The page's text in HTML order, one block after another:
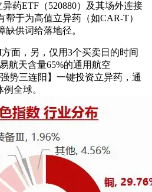
药ETF（520880）及其场外连接
帮于为高值立异药（如CAR-T）
供词给落地径。
面，另，仅用3个买卖日的时间
航天含量65%的通用航空
势三连阳】一键投资立异药，通
全球。